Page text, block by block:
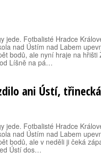
jede. Fotbalisté Hradce
nad Ústím nad Labem
bodů, ale nyní hraje na hřišti
Líšně na pá…
ani Ústí,
jede. Fotbalisté Hradce
nad Ústím nad Labem
bodů, ale v neděli ji čeká
Ústí dos…